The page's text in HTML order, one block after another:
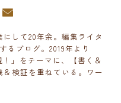
して20年余。編集ライタ
るブログ。2019年より
」をテーマに、【書く＆
検証を重ねている。ワー